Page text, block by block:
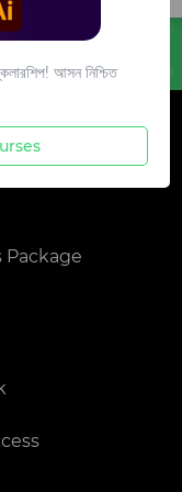
Package
আসন নিশ্চিত